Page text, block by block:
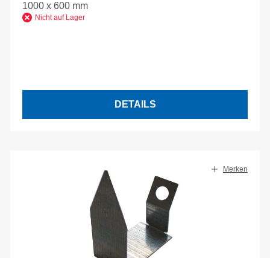
1000 x 600 mm
Nicht auf Lager
DETAILS
Merken